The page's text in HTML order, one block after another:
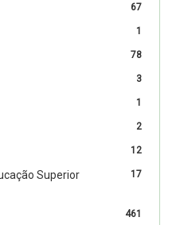
67
1
78
3
1
2
12
17
Superior
461